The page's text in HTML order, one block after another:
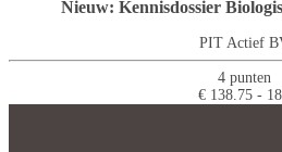
Nieuw: Kennisdossier
PIT Actief
4 punten
€ 138.75 -